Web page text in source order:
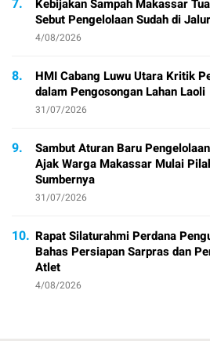
7.
Kebijakan Sampah Makassar
Sebut Pengelolaan Sudah di
4/08/2026
8.
HMI Cabang Luwu Utara Kritik
dalam Pengosongan Lahan Laoli
31/07/2026
9.
Sambut Aturan Baru
Ajak Warga Makassar Mulai
Sumbernya
31/07/2026
10. Rapat Silaturahmi Perdana
Bahas Persiapan Sarpras dan
Atlet
4/08/2026